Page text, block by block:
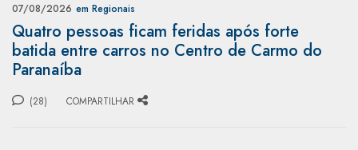
07/08/2026 em Regionais
Quatro pessoas ficam feridas após forte
batida entre carros no Centro de Carmo do
Paranaíba
(28) COMPARTILHAR